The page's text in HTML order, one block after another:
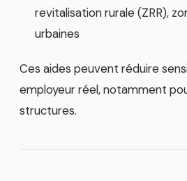
revitalisation rurale (ZRR),
urbaines
Ces aides peuvent réduire
employeur réel, notamment
structures.